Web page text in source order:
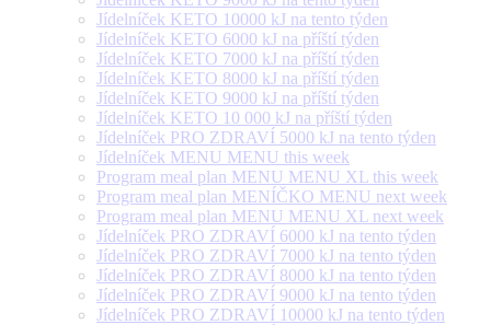
Jídelníček KETO 10000 kJ na tento týden
Jídelníček KETO 6000 kJ na příští týden
Jídelníček KETO 7000 kJ na příští týden
Jídelníček KETO 8000 kJ na příští týden
Jídelníček KETO 9000 kJ na příští týden
Jídelníček KETO 10 000 kJ na příští týden
Jídelníček PRO ZDRAVÍ 5000 kJ na tento týden
Jídelníček MENU MENU this week
Program meal plan MENU MENU XL this week
Program meal plan MENÍČKO MENU next week
Program meal plan MENU MENU XL next week
Jídelníček PRO ZDRAVÍ 6000 kJ na tento týden
Jídelníček PRO ZDRAVÍ 7000 kJ na tento týden
Jídelníček PRO ZDRAVÍ 8000 kJ na tento týden
Jídelníček PRO ZDRAVÍ 9000 kJ na tento týden
Jídelníček PRO ZDRAVÍ 10000 kJ na tento týden